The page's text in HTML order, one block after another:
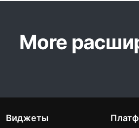
More
Виджеты